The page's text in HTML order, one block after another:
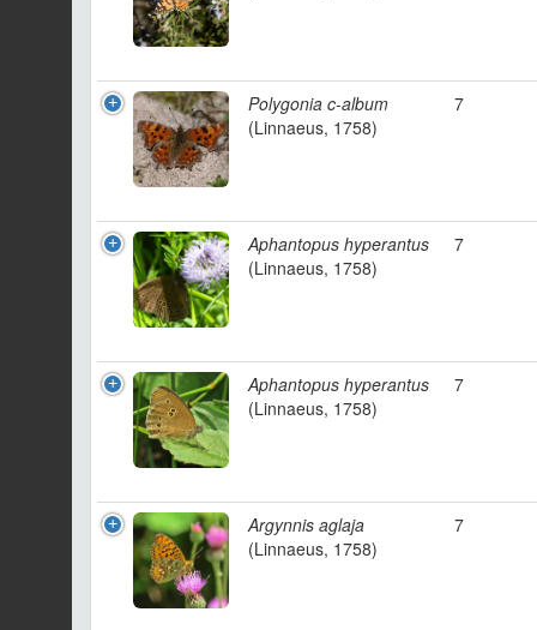
Polygonia c-album
(Linnaeus, 1758)
7
Aphantopus hyperantus
(Linnaeus, 1758)
7
Aphantopus hyperantus
(Linnaeus, 1758)
7
Argynnis aglaja
(Linnaeus, 1758)
7